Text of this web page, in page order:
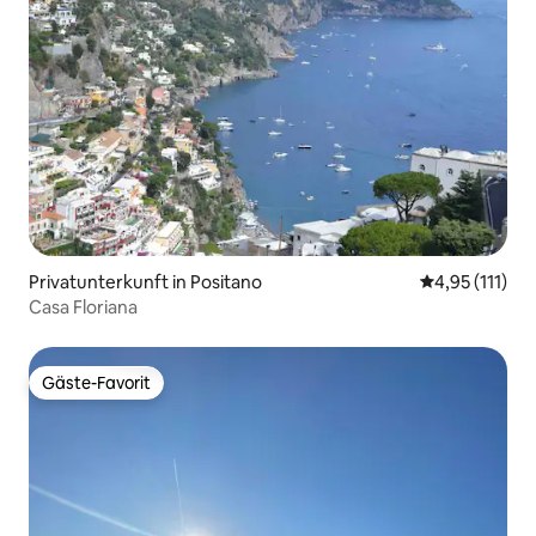
Privatunterkunft in Positano
4,95 (111)
Casa Floriana
Gäste-Favorit
Gäste-Favorit